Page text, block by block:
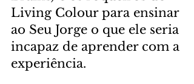
Living Colour para ensinar
ao Seu Jorge o que ele seria
incapaz de aprender com a
experiência.